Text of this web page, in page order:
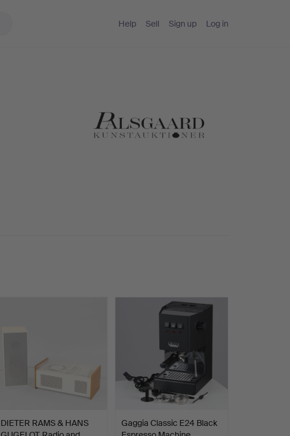
Help Sell Sign up Log in
DIETER RAMS & HANS
Gaggia Classic E24 Black